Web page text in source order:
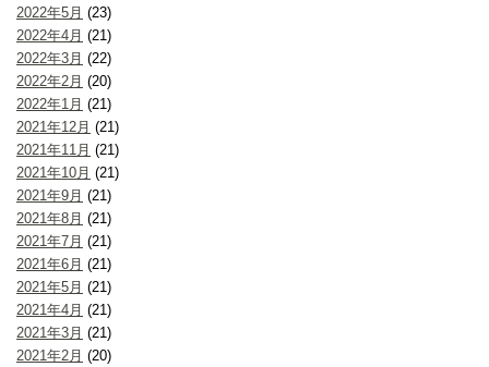
2022年5月 (23)
2022年4月 (21)
2022年3月 (22)
2022年2月 (20)
2022年1月 (21)
2021年12月 (21)
2021年11月 (21)
2021年10月 (21)
2021年9月 (21)
2021年8月 (21)
2021年7月 (21)
2021年6月 (21)
2021年5月 (21)
2021年4月 (21)
2021年3月 (21)
2021年2月 (20)